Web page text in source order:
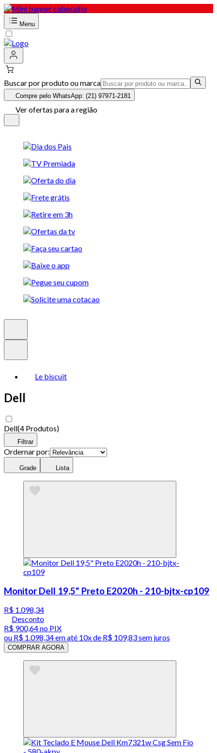
Menu
Buscar por produto ou marca
Compre pelo WhatsApp: (21) 97971-2181
Ver ofertas para a região
Le biscuit
Dell
Dell(4 Produtos)
Filtrar
Ordernar por:
Grade Lista
Monitor Dell 19,5" Preto E2020h - 210-bjtx-cp109
R$ 1.098,34
Desconto
R$ 900,64no PIX
ou R$ 1.098,34em até 10x de R$ 109,83 sem juros
COMPRAR AGORA